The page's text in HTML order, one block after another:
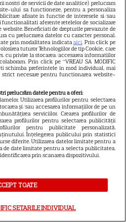
Sitemap
NUMĂRUL CURENT
ABONEAZA-TE LA REVISTĂ
pentru femei
GSP
nostri de servicii de date analitice) prelucram
ului sa functioneze, pentru a personaliza
afisate in functie de interesele si/sau
functionalitati aferente retelelor de socializare
website. Beneficiati de drepturile prevazute de
cu prelucrarea datelor cu caracter personal.
prin modalitatea indicataaici. Prin click pe
tuturor Tehnologiilor de tip Cookie, care
cu privire la stocarea/accesarea informatiilor
Prin click pe “VREAU SA MODIFIC
schimba preferintele in mod individual, mai
necesare pentru functionarea website-
prelucrăm datele pentru a oferi:
Utilizarea profilurilor pentru selectarea
și/sau accesarea informațiilor de pe un
serviciilor. Crearea profilurilor de
profilurilor pentru selectarea publicității
pentru publicitate personalizată.
Înțelegerea publicului prin statistici
diferite. Utilizarea datelor limitate pentru a
de date limitate pentru a selecta publicitatea.
prin scanarea dispozitivului.
TOATE
SETARILE INDIVIDUAL